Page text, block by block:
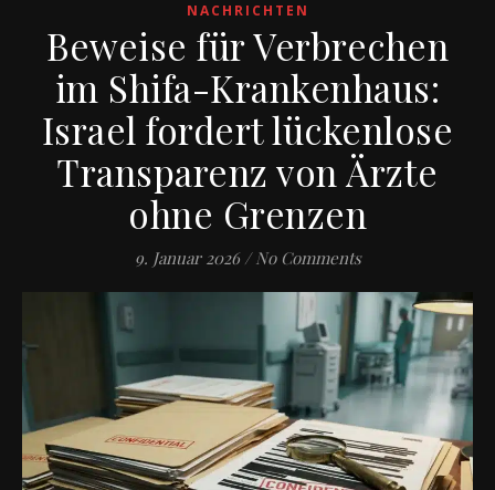
NACHRICHTEN
Beweise für Verbrechen
im Shifa-Krankenhaus:
Israel fordert lückenlose
Transparenz von Ärzte
ohne Grenzen
9. Januar 2026 / No Comments